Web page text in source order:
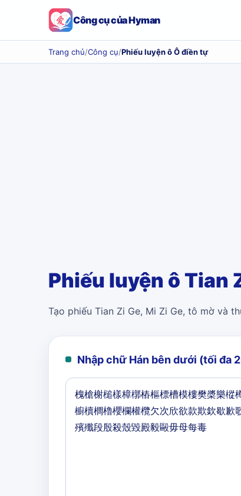
Công cụ của Hyman
Trang chủ/Công cụ/Phiếu luyện ô Ô điền tự
Phiếu luyện ô Tian
Tạo phiếu Tian Zi Ge, Mi Zi Ge, tô mờ và
Nhập chữ Hán bên dưới (tối đa